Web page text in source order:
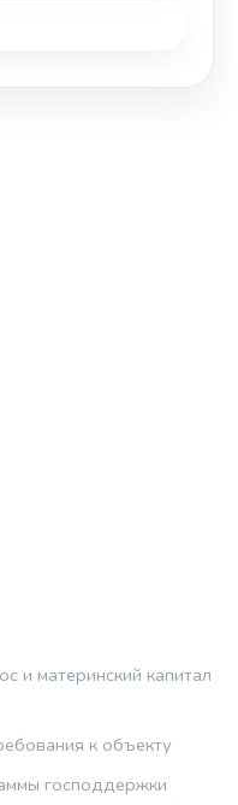
и материнский капитал
к объекту
господдержки